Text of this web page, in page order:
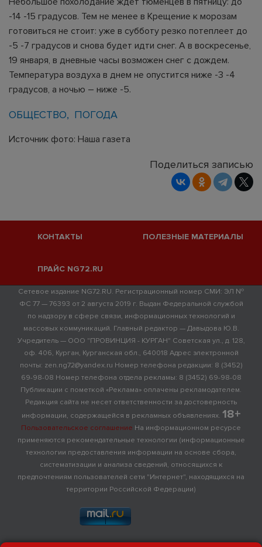
-14 -15 градусов. Тем не менее в Крещение к морозам
готовиться не стоит: уже в субботу резко потеплеет до
-5 -7 градусов и снова будет идти снег. А в воскресенье,
19 января, в дневные часы возможен снег с дождем.
Температура воздуха в днем не опустится ниже -3 -4
градусов, а ночью – ниже -5.
ОБЩЕСТВО ПОГОДА
Источник фото: Наша газета
Поделиться записью
КОНТАКТЫ ПОЛЕЗНЫЕ МАТЕРИАЛЫ
ПРАЙС NG72.RU
Сетевое издание NG72.RU. Регистрационный номер СМИ: ЭЛ №
ФС 77 — 76393 от 2 августа 2019 г. Выдан Федеральной службой
по надзору в сфере связи, информационных технологий и
массовых коммуникаций. Главный редактор — Давыдова Ю.В.
Учредитель — ООО "ПРОВИНЦИЯ - КУРГАН" Советская ул., д. 128,
оф. 406, Курган, Курганская обл., 640018 Адрес электронной
почты: zen.ng72@yandex.ru Номер телефона редакции: 8 (3452)
69-98-08 Номер телефона отдела рекламы: 8 (3452) 69-98-08
Публикации с пометкой «Реклама» оплачены рекламодателем.
Редакция сайта не несет ответственности за достоверность
информации, содержащейся в рекламных объявлениях. 18+
Пользовательское соглашение На информационном ресурсе
применяются рекомендательные технологии (информационные
технологии предоставления информации на основе сбора,
систематизации и анализа сведений, относящихся к
предпочтениям пользователей сети "Интернет", находящихся на
территории Российской Федерации)